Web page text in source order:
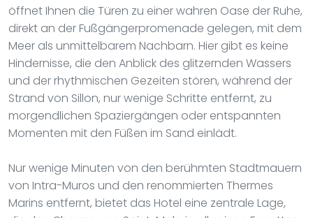
öffnet Ihnen die Türen zu einer wahren Oase der Ruhe,
direkt an der Fußgängerpromenade gelegen, mit dem
Meer als unmittelbarem Nachbarn. Hier gibt es keine
Hindernisse, die den Anblick des glitzernden Wassers
und der rhythmischen Gezeiten stören, während der
Strand von Sillon, nur wenige Schritte entfernt, zu
morgendlichen Spaziergängen oder entspannten
Momenten mit den Füßen im Sand einlädt.
Nur wenige Minuten von den berühmten Stadtmauern
von Intra-Muros und den renommierten Thermes
Marins entfernt, bietet das Hotel eine zentrale Lage,